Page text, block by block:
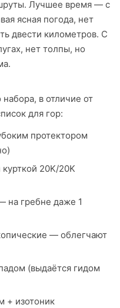
Лучшее время — с
ясная погода, нет
двести километров. С
нет толпы, но
в отличие от
для гор:
протектором
20K/20K
на гребне даже 1
— облегчают
(выдаётся гидом
+ изотоник